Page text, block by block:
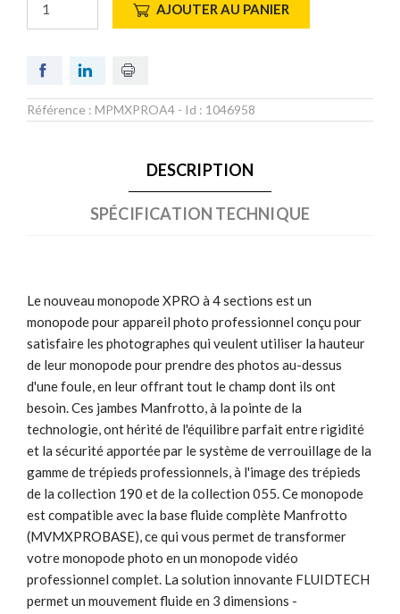
AJOUTER AU PANIER
Référence : MPMXPROA4 - Id : 1046958
DESCRIPTION
SPÉCIFICATION TECHNIQUE
Le nouveau monopode XPRO à 4 sections est un
monopode pour appareil photo professionnel conçu pour
satisfaire les photographes qui veulent utiliser la hauteur
de leur monopode pour prendre des photos au-dessus
d'une foule, en leur offrant tout le champ dont ils ont
besoin. Ces jambes Manfrotto, à la pointe de la
technologie, ont hérité de l'équilibre parfait entre rigidité
et la sécurité apportée par le système de verrouillage de la
gamme de trépieds professionnels, à l'image des trépieds
de la collection 190 et de la collection 055. Ce monopode
est compatible avec la base fluide complète Manfrotto
(MVMXPROBASE), ce qui vous permet de transformer
votre monopode photo en un monopode vidéo
professionnel complet. La solution innovante FLUIDTECH
permet un mouvement fluide en 3 dimensions -